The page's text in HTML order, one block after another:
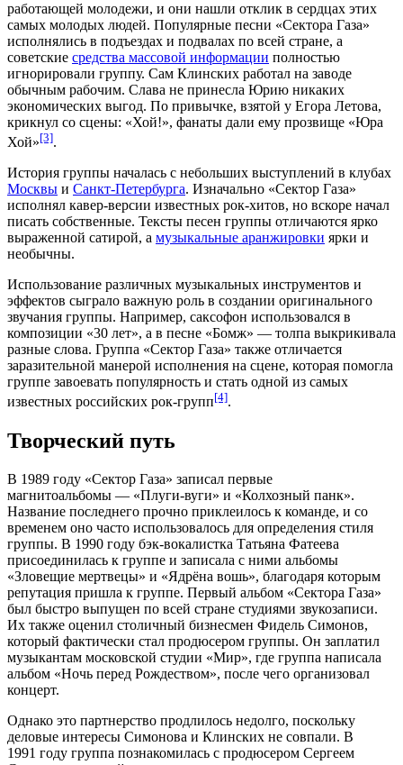
работающей молодежи, и они нашли отклик в сердцах этих
самых молодых людей. Популярные песни «Сектора Газа»
исполнялись в подъездах и подвалах по всей стране, а
советские средства массовой информации полностью
игнорировали группу. Сам Клинских работал на заводе
обычным рабочим. Слава не принесла Юрию никаких
экономических выгод. По привычке, взятой у Егора Летова,
крикнул со сцены: «Хой!», фанаты дали ему прозвище «Юра
Хой»[3].
История группы началась с небольших выступлений в клубах
Москвы и Санкт-Петербурга. Изначально «Сектор Газа»
исполнял кавер-версии известных рок-хитов, но вскоре начал
писать собственные. Тексты песен группы отличаются ярко
выраженной сатирой, а музыкальные аранжировки ярки и
необычны.
Использование различных музыкальных инструментов и
эффектов сыграло важную роль в создании оригинального
звучания группы. Например, саксофон использовался в
композиции «30 лет», а в песне «Бомж» — толпа выкрикивала
разные слова. Группа «Сектор Газа» также отличается
заразительной манерой исполнения на сцене, которая помогла
группе завоевать популярность и стать одной из самых
известных российских рок-групп[4].
Творческий путь
В 1989 году «Сектор Газа» записал первые
магнитоальбомы — «Плуги-вуги» и «Колхозный панк».
Название последнего прочно приклеилось к команде, и со
временем оно часто использовалось для определения стиля
группы. В 1990 году бэк-вокалистка Татьяна Фатеева
присоединилась к группе и записала с ними альбомы
«Зловещие мертвецы» и «Ядрёна вошь», благодаря которым
репутация пришла к группе. Первый альбом «Сектора Газа»
был быстро выпущен по всей стране студиями звукозаписи.
Их также оценил столичный бизнесмен Фидель Симонов,
который фактически стал продюсером группы. Он заплатил
музыкантам московской студии «Мир», где группа написала
альбом «Ночь перед Рождеством», после чего организовал
концерт.
Однако это партнерство продлилось недолго, поскольку
деловые интересы Симонова и Клинских не совпали. В
1991 году группа познакомилась с продюсером Сергеем